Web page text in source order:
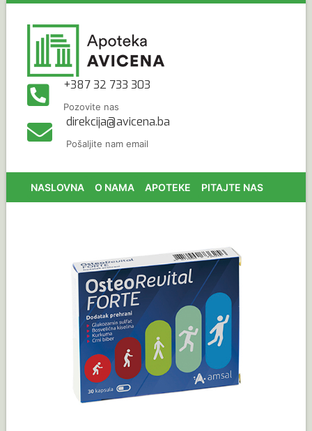
+387 32 733 303
Pozovite nas
direkcija@avicena.ba
Pošaljite nam email
NASLOVNA O NAMA APOTEKE PITAJTE NAS